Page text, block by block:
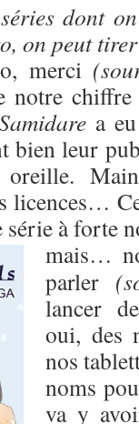
dont
on peut
merci
notre chiffre
a eu
bien leur
licences…
à forte
mais…
parler
lancer
oui, des
nos
noms
va y